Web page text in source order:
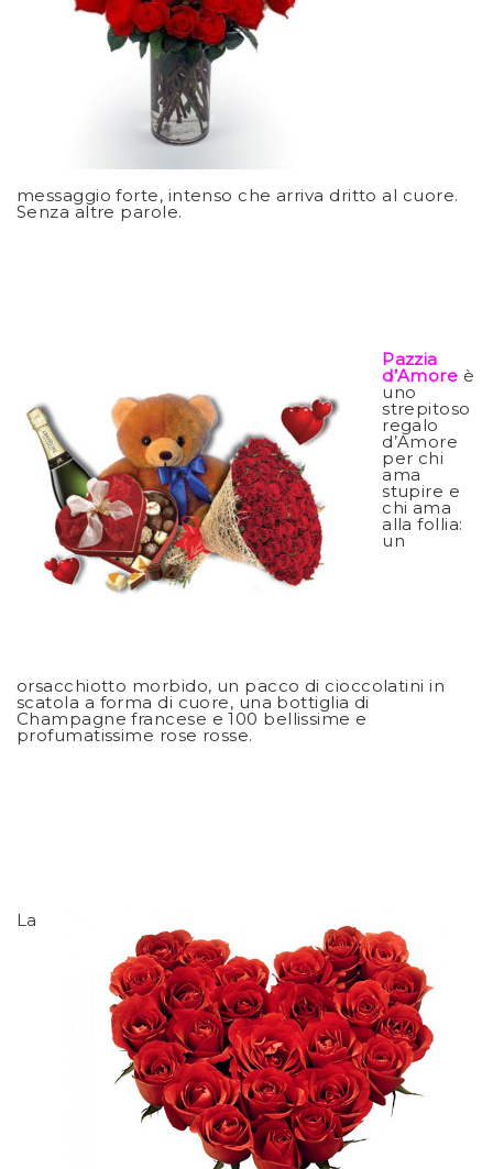
messaggio forte, intenso che arriva dritto al cuore.
Senza altre parole.
Pazzia
d’Amore è
uno
strepitoso
regalo
d’Amore
per chi
ama
stupire e
chi ama
alla follia:
un
orsacchiotto morbido, un pacco di cioccolatini in
scatola a forma di cuore, una bottiglia di
Champagne francese e 100 bellissime e
profumatissime rose rosse.
La